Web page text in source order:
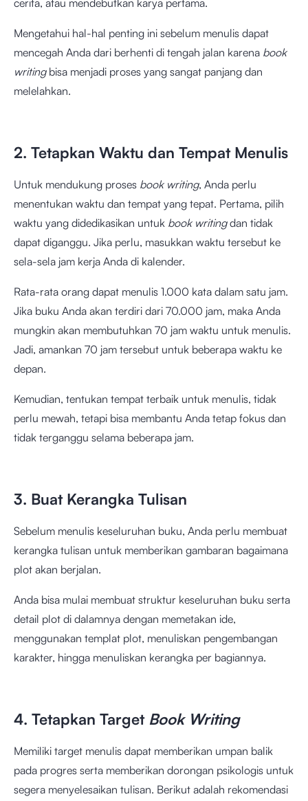
cerita, atau mendebutkan karya pertama.
Mengetahui hal-hal penting ini sebelum menulis dapat
mencegah Anda dari berhenti di tengah jalan karena book
writingbisa menjadi proses yang sangat panjang dan
melelahkan.
2. Tetapkan Waktu dan Tempat Menulis
Untuk mendukung proses book writing, Anda perlu
menentukan waktu dan tempat yang tepat. Pertama, pilih
waktu yang didedikasikan untuk book writingdan tidak
dapat diganggu. Jika perlu, masukkan waktu tersebut ke
sela-sela jam kerja Anda di kalender.
Rata-rata orang dapat menulis 1.000 kata dalam satu jam.
Jika buku Anda akan terdiri dari 70.000 jam, maka Anda
mungkin akan membutuhkan 70 jam waktu untuk menulis.
Jadi, amankan 70 jam tersebut untuk beberapa waktu ke
depan.
Kemudian, tentukan tempat terbaik untuk menulis, tidak
perlu mewah, tetapi bisa membantu Anda tetap fokus dan
tidak terganggu selama beberapa jam.
3. Buat Kerangka Tulisan
Sebelum menulis keseluruhan buku, Anda perlu membuat
kerangka tulisan untuk memberikan gambaran bagaimana
plot akan berjalan.
Anda bisa mulai membuat struktur keseluruhan buku serta
detail plot di dalamnya dengan memetakan ide,
menggunakan templat plot, menuliskan pengembangan
karakter, hingga menuliskan kerangka per bagiannya.
4. Tetapkan Target Book Writing
Memiliki target menulis dapat memberikan umpan balik
pada progres serta memberikan dorongan psikologis untuk
segera menyelesaikan tulisan. Berikut adalah rekomendasi